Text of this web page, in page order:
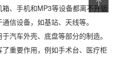
、手机和MP3等设备都离不开钣
信设备，如基站、天线等。
汽车外壳、底盘等部分的制造。
重要作用，例如手术台、医疗柜